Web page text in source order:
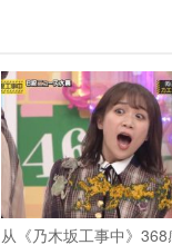
从《乃木坂工事中》368